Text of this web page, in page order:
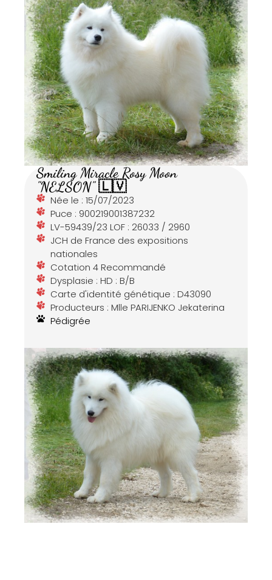
Smiling Miracle Rosy Moon
"NELSON" 🇱🇻
Née le : 15/07/2023
Puce : 900219001387232
LV-59439/23 LOF : 26033 / 2960
JCH de France des expositions
nationales
Cotation 4 Recommandé
Dysplasie : HD : B/B
Carte d'identité génétique : D43090
Producteurs : Mlle PARIJENKO Jekaterina
Pédigrée